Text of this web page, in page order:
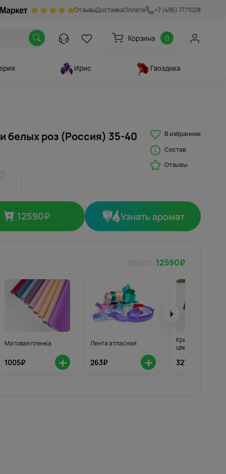
ОтзывыДоставкаОплата +7 (495) 7771028
Корзина 0
Ирис Гвоздика
белых роз (Россия) 35-40
В избранное
Состав
Отзывы
12590₽ Узнать аромат
12590₽
Матовая пленка
1005₽ +
Лента атласная
263₽ +
Кризал для
цветов 3шт.
327₽